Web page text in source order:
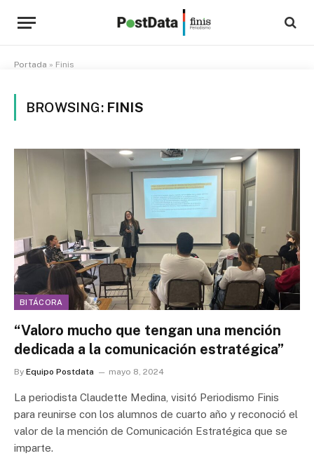
Portada » Finis
BROWSING: FINIS
BITÁCORA
“Valoro mucho que tengan una mención
dedicada a la comunicación estratégica”
By Equipo Postdata mayo 8, 2024
La periodista Claudette Medina, visitó Periodismo Finis
para reunirse con los alumnos de cuarto año y reconoció el
valor de la mención de Comunicación Estratégica que se
imparte.